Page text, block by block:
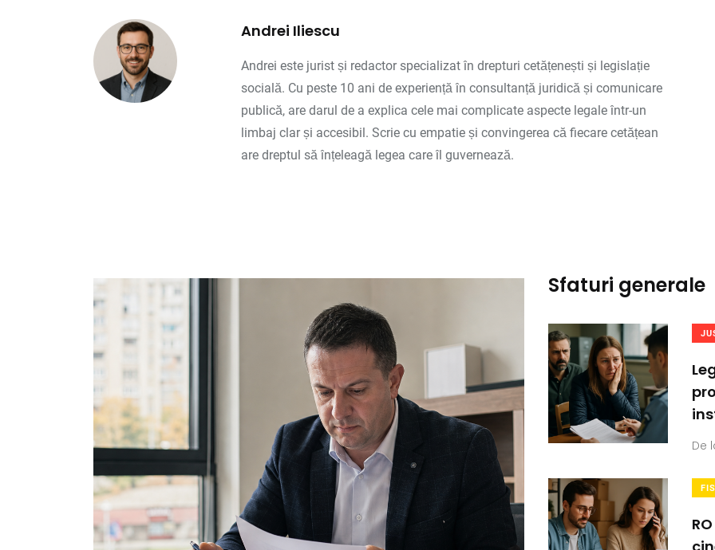
Andrei Iliescu
Andrei este jurist și redactor specializat în drepturi cetățenești și legislație
socială. Cu peste 10 ani de experiență în consultanță juridică și comunicare
publică, are darul de a explica cele mai complicate aspecte legale într-un
limbaj clar și accesibil. Scrie cu empatie și convingerea că fiecare cetățean
are dreptul să înțeleagă legea care îl guvernează.
Sfaturi generale
De